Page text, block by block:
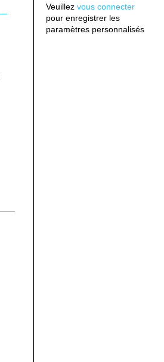
Veuillez vous connecter
pour enregistrer les
paramètres personnalisés